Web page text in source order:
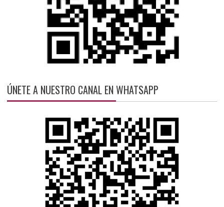
ÚNETE A NUESTRO CANAL EN WHATSAPP